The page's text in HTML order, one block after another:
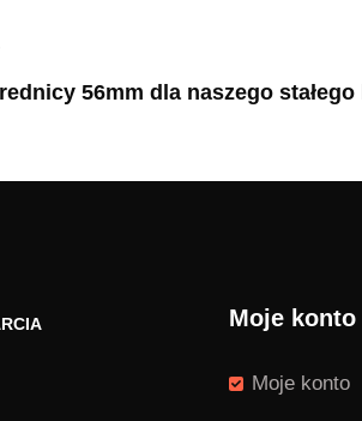
56mm dla naszego
Moje konto
Moje konto